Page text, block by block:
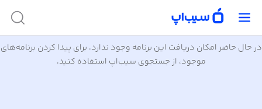
در حال حاضر امکان دریافت این برنامه وجود ندارد. برای پیدا کردن برنامه‌های
موجود، از جستجوی سیب‌اپ استفاده کنید.